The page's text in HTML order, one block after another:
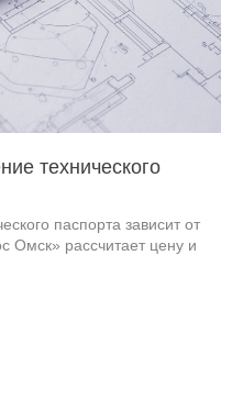
технического
паспорта зависит от
Омск» рассчитает цену и